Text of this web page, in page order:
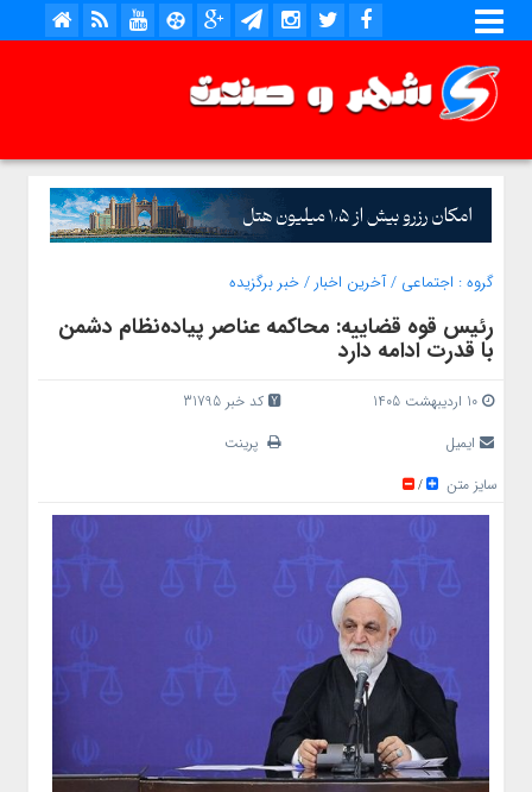
گروه : اجتماعی /آخرین اخبار /خبر برگزیده
رئیس قوه قضاییه: محاکمه عناصر پیاده‌نظام دشمن
با قدرت ادامه دارد
10 اردیبهشت 1405
کد خبر 31795
ایمیل
پرینت
سایز متن
/